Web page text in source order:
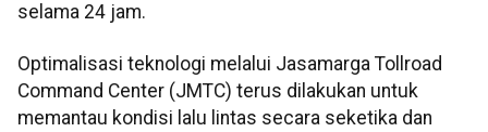
selama 24 jam.
Optimalisasi teknologi melalui Jasamarga Tollroad
Command Center (JMTC) terus dilakukan untuk
memantau kondisi lalu lintas secara seketika dan